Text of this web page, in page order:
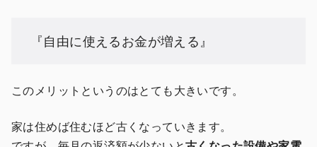
『自由に使えるお金が増える』
このメリットというのはとても大きいです。
家は住めば住むほど古くなっていきます。